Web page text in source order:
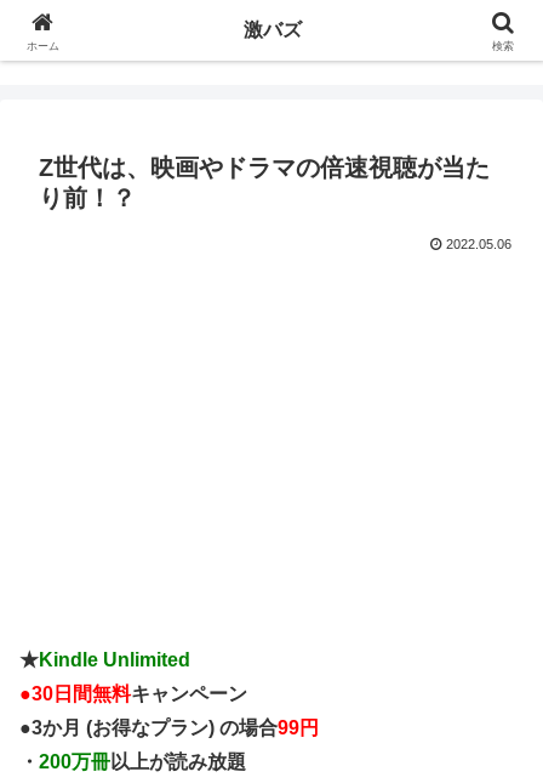
Z世代は、映画やドラマの倍速視聴が当た
り前！？
2022.05.06
★Kindle Unlimited
●30日間無料キャンペーン
●3か月 (お得なプラン) の場合99円
・ 200万冊以上が読み放題
ホーム
激バズ
検索